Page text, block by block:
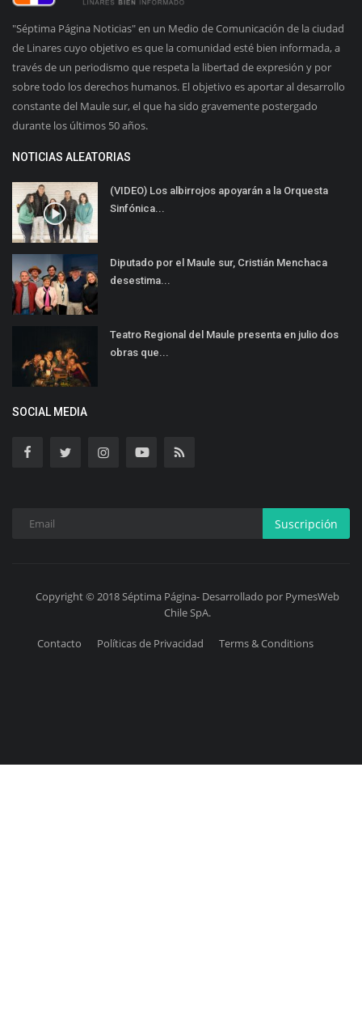
"Séptima Página Noticias" en un Medio de Comunicación de la ciudad
de Linares cuyo objetivo es que la comunidad esté bien informada, a
través de un periodismo que respeta la libertad de expresión y por
sobre todo los derechos humanos. El objetivo es aportar al desarrollo
constante del Maule sur, el que ha sido gravemente postergado
durante los últimos 50 años.
NOTICIAS ALEATORIAS
(VIDEO) Los albirrojos apoyarán a la Orquesta
Sinfónica...
Diputado por el Maule sur, Cristián Menchaca
desestima...
Teatro Regional del Maule presenta en julio dos
obras que...
SOCIAL MEDIA
Suscripción
Copyright © 2018 Séptima Página- Desarrollado por PymesWeb
Chile SpA.
Contacto Políticas de Privacidad Terms & Conditions